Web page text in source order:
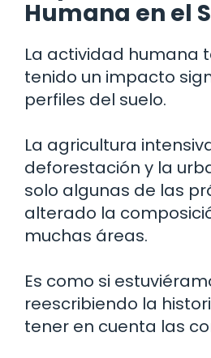
Humana en el
La actividad humana
tenido un impacto
perfiles del suelo.
La agricultura
deforestación y la
solo algunas de las
alterado la
muchas áreas.
Es como si
reescribiendo la
tener en cuenta las